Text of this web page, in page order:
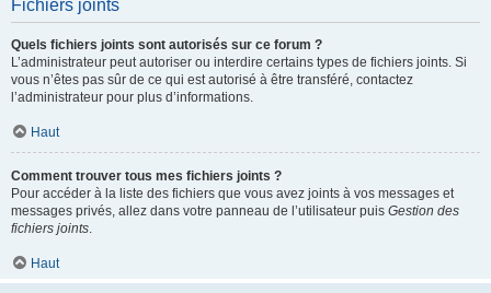
Fichiers joints
Quels fichiers joints sont autorisés sur ce forum ?
L’administrateur peut autoriser ou interdire certains types de fichiers joints. Si
vous n’êtes pas sûr de ce qui est autorisé à être transféré, contactez
l’administrateur pour plus d’informations.
Haut
Comment trouver tous mes fichiers joints ?
Pour accéder à la liste des fichiers que vous avez joints à vos messages et
messages privés, allez dans votre panneau de l’utilisateur puis Gestion des
fichiers joints.
Haut